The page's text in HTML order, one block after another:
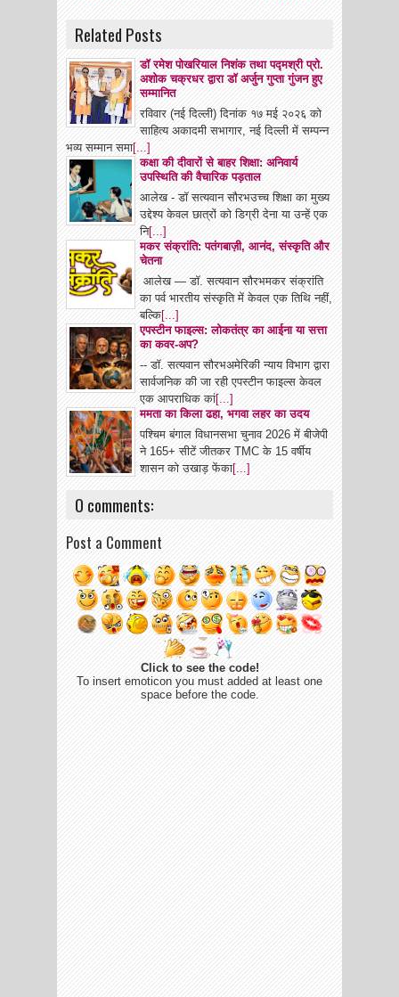
Related Posts
डॉ रमेश पोखरियाल निशंक तथा पद्मश्री प्रो.
अशोक चक्रधर द्वारा डॉ अर्जुन गुप्ता गुंजन हुए
सम्मानित
रविवार (नई दिल्ली) दिनांक १७ मई २०२६ को
साहित्य अकादमी सभागार, नई दिल्ली में सम्पन्न
भव्य सम्मान समा[...]
कक्षा की दीवारों से बाहर शिक्षा: अनिवार्य
उपस्थिति की वैचारिक पड़ताल
आलेख - डॉ सत्यवान सौरभउच्च शिक्षा का मुख्य
उद्देश्य केवल छात्रों को डिग्री देना या उन्हें एक
नि[...]
मकर संक्रांति: पतंगबाज़ी, आनंद, संस्कृति और
चेतना
आलेख — डॉ. सत्यवान सौरभमकर संक्रांति
का पर्व भारतीय संस्कृति में केवल एक तिथि नहीं,
बल्कि[...]
एपस्टीन फाइल्स: लोकतंत्र का आईना या सत्ता
का कवर-अप?
-- डॉ. सत्यवान सौरभअमेरिकी न्याय विभाग द्वारा
सार्वजनिक की जा रही एपस्टीन फाइल्स केवल
एक आपराधिक कां[...]
ममता का किला ढहा, भगवा लहर का उदय
पश्चिम बंगाल विधानसभा चुनाव 2026 में बीजेपी
ने 165+ सीटें जीतकर TMC के 15 वर्षीय
शासन को उखाड़ फेंका[...]
0 comments:
Post a Comment
Click to see the code!
To insert emoticon you must added at least one
space before the code.